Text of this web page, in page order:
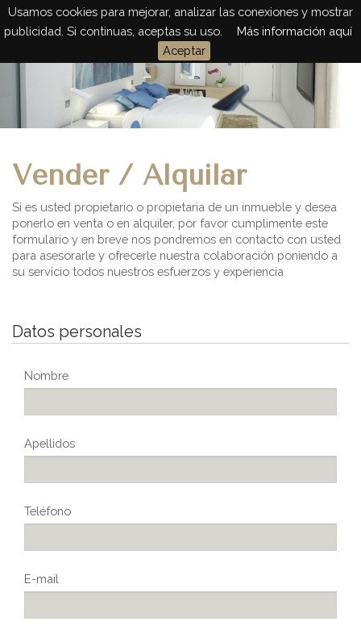
Usamos cookies para mejorar, analizar las conexiones y mostrar
publicidad. Si continuas, aceptas su uso.
Más información aquí
Aceptar
Vender / Alquilar
Si es usted propietario o propietaria de un inmueble y desea
ponerlo en venta o en alquiler, por favor cumplimente este
formulario y en breve nos pondremos en contacto con usted
para asesorarle y ofrecerle nuestra colaboración poniendo a
su servicio todos nuestros esfuerzos y experiencia
Datos personales
Nombre
Apellidos
Teléfono
E-mail